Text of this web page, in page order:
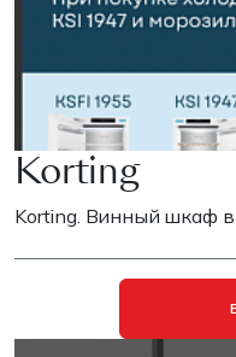
Korting
Korting. Винный шкаф в